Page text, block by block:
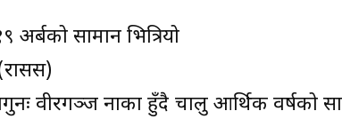
सामान भित्रियो
वीरगञ्ज नाका हुँदै चालु आर्थिक वर्षको